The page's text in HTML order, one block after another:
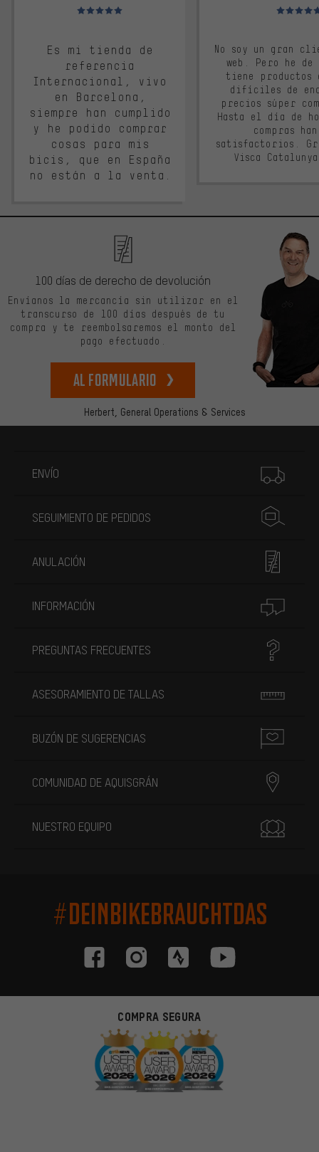
Valoración media: 5 de 5
Es mi tienda de
referencia
Internacional, vivo
en Barcelona,
siempre han cumplido
y he podido comprar
cosas para mis
bicis, que en España
no están a la venta.
Valoración
No soy un gran
web. Pero he
tiene productos
difíciles de
precios súper
Hasta el día de
compras
satisfactorios.
Visca
Herbert, General Operations & Services
100 días de derecho de devolución
Envíanos la mercancía sin utilizar en el
transcurso de 100 días después de tu
compra y te reembolsaremos el monto del
pago efectuado.
Al formulario
ENVÍO
SEGUIMIENTO DE PEDIDOS
ANULACIÓN
INFORMACIÓN
PREGUNTAS FRECUENTES
ASESORAMIENTO DE TALLAS
BUZÓN DE SUGERENCIAS
COMUNIDAD DE AQUISGRÁN
NUESTRO EQUIPO
#DEINBIKEBRAUCHTDAS
COMPRA SEGURA